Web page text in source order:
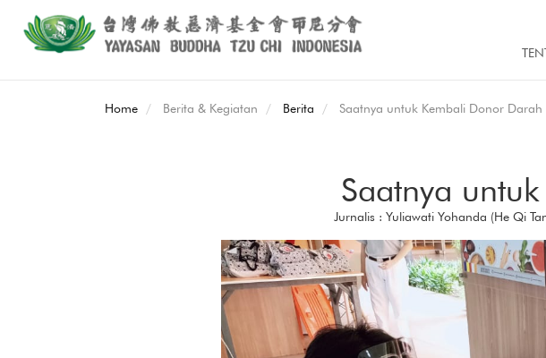
Home Berita & Kegiatan Berita Saatnya untuk Kembali Donor Darah
Saatnya
Jurnalis : Yuliawati Yohanda (He Qi